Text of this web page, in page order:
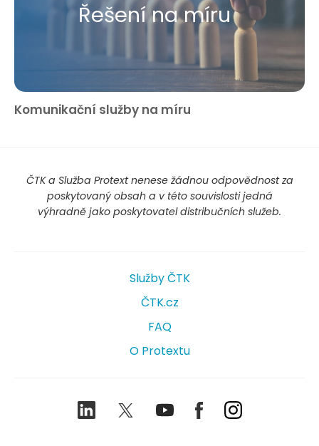
Řešení na míru
Komunikační služby na míru
ČTK a Služba Protext nenese žádnou odpovědnost za
poskytovaný obsah a v této souvislosti jedná
výhradně jako poskytovatel distribučních služeb.
Služby ČTK
ČTK.cz
FAQ
O Protextu
LinkedIn TwitterYoutubeFacebookInstagram